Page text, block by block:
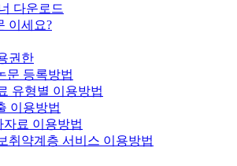
다운로드
이세요?
권한
문 등록방법
유형별 이용방법
이용방법
자료 이용방법
취약계층 서비스 이용방법